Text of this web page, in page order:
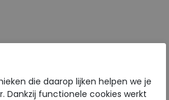
die daarop lijken helpen we je
Dankzij functionele cookies werkt